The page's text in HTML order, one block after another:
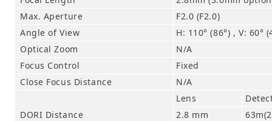
Max. Aperture
F2.0 (F2.0)
Angle of View
H: 110° (86°) , V: 60°
Optical Zoom
N/A
Focus Control
Fixed
Close Focus Distance
N/A
DORI Distance
Lens
2.8 mm